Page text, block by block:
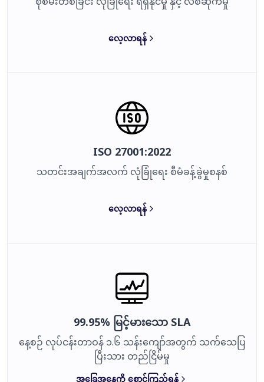
လေ့လာရန်
ISO 27001:2022
သတင်းအချက်အလက် လုံခြုံရေး စီမံခန့်ခွဲမှုစနစ်
လေ့လာရန်
99.95% မြင့်မားသော SLA
နေ့စဉ် လုပ်ငန်းတာဝန် ၁.၆ သန်းကျော်အတွက် သက်သေပြ
ပြီးသား တည်ငြိမ်မှု
အခြေအနေကို စောင့်ကြည့်ရန်